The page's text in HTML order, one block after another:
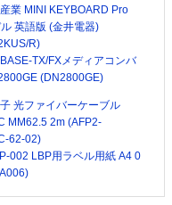
業 MINI KEYBOARD Pro
英語版 (金井電器)
R)
TX/FXメディアコンバ
(DN2800GE)
光ファイバーケーブル
MM62.5 2m (AFP2-
62-02)
002 LBP用ラベル用紙 A4 0